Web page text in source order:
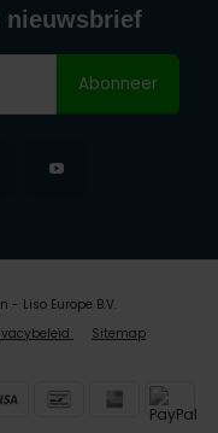
nieuwsbrief
Abonneer
Sitemap
Liso Europe B.V.